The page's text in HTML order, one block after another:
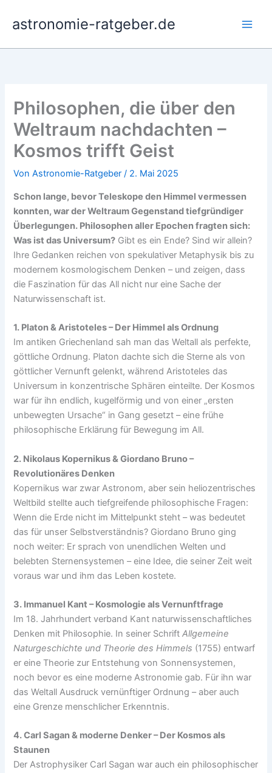
Inhaltastronomie-ratgeber.de
Philosophen, die über den
Weltraum nachdachten –
Kosmos trifft Geist
VonAstronomie-Ratgeber/ 2. Mai 2025
Schon lange, bevor Teleskope den Himmel vermessen
konnten, war der Weltraum Gegenstand tiefgründiger
Überlegungen. Philosophen aller Epochen fragten sich:
Was ist das Universum? Gibt es ein Ende? Sind wir allein?
Ihre Gedanken reichen von spekulativer Metaphysik bis zu
modernem kosmologischem Denken – und zeigen, dass
die Faszination für das All nicht nur eine Sache der
Naturwissenschaft ist.
1. Platon & Aristoteles – Der Himmel als Ordnung
Im antiken Griechenland sah man das Weltall als perfekte,
göttliche Ordnung. Platon dachte sich die Sterne als von
göttlicher Vernunft gelenkt, während Aristoteles das
Universum in konzentrische Sphären einteilte. Der Kosmos
war für ihn endlich, kugelförmig und von einer „ersten
unbewegten Ursache“ in Gang gesetzt – eine frühe
philosophische Erklärung für Bewegung im All.
2. Nikolaus Kopernikus & Giordano Bruno –
Revolutionäres Denken
Kopernikus war zwar Astronom, aber sein heliozentrisches
Weltbild stellte auch tiefgreifende philosophische Fragen:
Wenn die Erde nicht im Mittelpunkt steht – was bedeutet
das für unser Selbstverständnis? Giordano Bruno ging
noch weiter: Er sprach von unendlichen Welten und
belebten Sternensystemen – eine Idee, die seiner Zeit weit
voraus war und ihm das Leben kostete.
3. Immanuel Kant – Kosmologie als Vernunftfrage
Im 18. Jahrhundert verband Kant naturwissenschaftliches
Denken mit Philosophie. In seiner SchriftAllgemeine
Naturgeschichte und Theorie des Himmels (1755) entwarf
er eine Theorie zur Entstehung von Sonnensystemen,
noch bevor es eine moderne Astronomie gab. Für ihn war
das Weltall Ausdruck vernünftiger Ordnung – aber auch
eine Grenze menschlicher Erkenntnis.
4. Carl Sagan & moderne Denker – Der Kosmos als
Staunen
Der Astrophysiker Carl Sagan war auch ein philosophischer